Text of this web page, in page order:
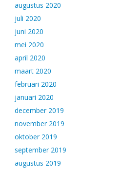
augustus 2020
juli 2020
juni 2020
mei 2020
april 2020
maart 2020
februari 2020
januari 2020
december 2019
november 2019
oktober 2019
september 2019
augustus 2019